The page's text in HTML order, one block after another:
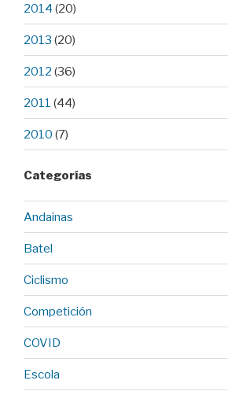
2014 (20)
2013 (20)
2012 (36)
2011 (44)
2010 (7)
Categorías
Andainas
Batel
Ciclismo
Competición
COVID
Escola